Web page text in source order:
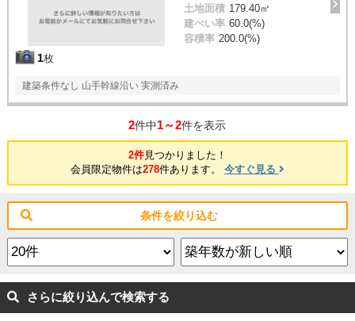
1枚
土地面積 179.40㎡
建ぺい率 60.0(%)
容積率 200.0(%)
建築条件なし 山手幹線沿い 実測済み
2件中1～2件を表示
2件見つかりました！
会員限定物件は278件あります。 今すぐ見る
条件を絞り込む
さらに絞り込んで検索する